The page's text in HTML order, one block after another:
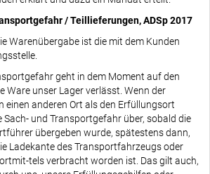
/ Teillieferungen, ADSp 2017
Warenübergabe ist die mit dem Kunden
geht in dem Moment auf den
Ware unser Lager verlässt. Wenn der
einen anderen Ort als den Erfüllungsort
Sach- und Transportgefahr über, sobald die
übergeben wurde, spätestens dann,
Ladekante des Transportfahrzeugs oder
tels verbracht worden ist. Das gilt auch,